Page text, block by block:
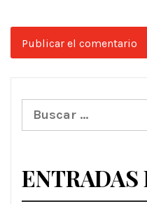
Buscar:
ENTRADAS